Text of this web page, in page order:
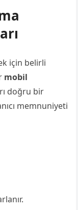
için belirli
mobil
doğru bir
memnuniyeti